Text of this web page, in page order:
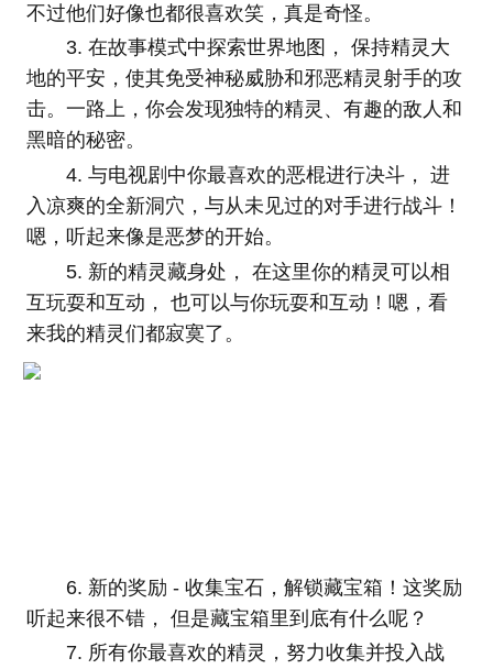
不过他们好像也都很喜欢笑，真是奇怪。
3. 在故事模式中探索世界地图， 保持精灵大
地的平安，使其免受神秘威胁和邪恶精灵射手的攻
击。一路上，你会发现独特的精灵、有趣的敌人和
黑暗的秘密。
4. 与电视剧中你最喜欢的恶棍进行决斗， 进
入凉爽的全新洞穴，与从未见过的对手进行战斗！
嗯，听起来像是恶梦的开始。
5. 新的精灵藏身处， 在这里你的精灵可以相
互玩耍和互动， 也可以与你玩耍和互动！嗯，看
来我的精灵们都寂寞了。
6. 新的奖励 - 收集宝石，解锁藏宝箱！这奖励
听起来很不错， 但是藏宝箱里到底有什么呢？
7. 所有你最喜欢的精灵，努力收集并投入战